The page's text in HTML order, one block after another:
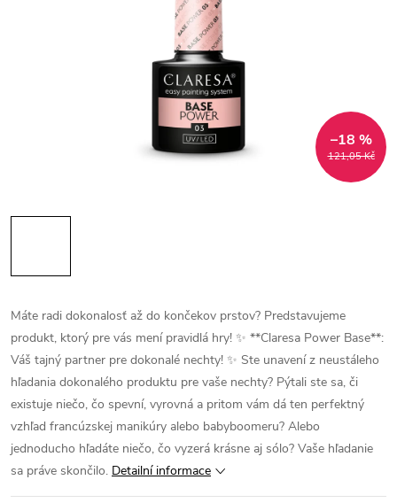
121,05 Kč
–18 %
Máte radi dokonalosť až do končekov prstov? Predstavujeme
produkt, ktorý pre vás mení pravidlá hry! ✨ **Claresa Power Base**:
Váš tajný partner pre dokonalé nechty! ✨ Ste unavení z neustáleho
hľadania dokonalého produktu pre vaše nechty? Pýtali ste sa, či
existuje niečo, čo spevní, vyrovná a pritom vám dá ten perfektný
vzhľad francúzskej manikúry alebo babyboomeru? Alebo
jednoducho hľadáte niečo, čo vyzerá krásne aj sólo? Vaše hľadanie
sa práve skončilo. Detailní informace